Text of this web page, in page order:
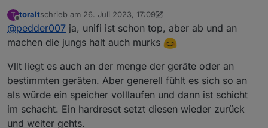
geht. Habe da auch deutlich über 100 Devices
dranhängen und lege in einem 4 Personen
Haushalt Wert auf einen möglichst ausfallsicheren
Betrieb, da es sonst immer direkt Kritik der Nutzer
hagelt 😉, bzw. das Haus auch möglichst autark
funktionieren soll, um unabhängiger von den
Nachbarn zu sein.
@ toraltwarum soll das an Unifi liegen? Also seit ich
von Fritz weg bin funktioniert das alles erst wirklich
gut 😊
T
Offline
toraltschrieb am 26. Juli 2023, 17:09
zuletzt editiert von toralt
@pedder007 ja, unifi ist schon top, aber ab und an
machen die jungs halt auch murks
Vllt liegt es auch an der menge der geräte oder an
bestimmten geräten. Aber generell fühlt es sich so an
als würde ein speicher volllaufen und dann ist schicht
im schacht. Ein hardreset setzt diesen wieder zurück
und weiter gehts.